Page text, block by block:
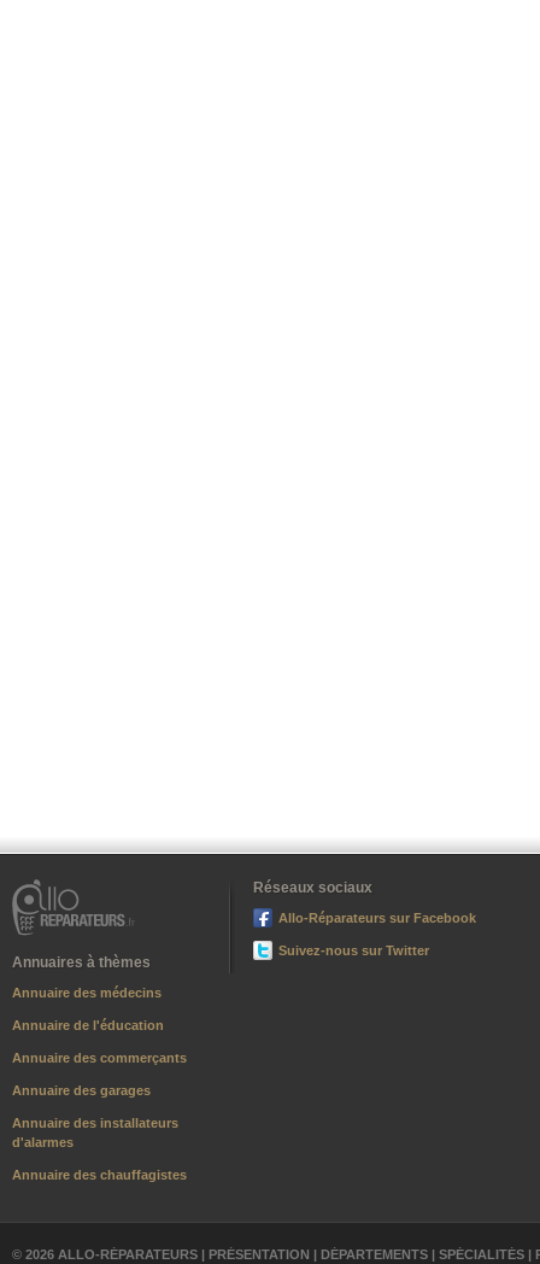
Annuaires à thèmes
Annuaire des médecins
Annuaire de l'éducation
Annuaire des commerçants
Annuaire des garages
Annuaire des installateurs
d'alarmes
Annuaire des chauffagistes
Réseaux sociaux
Allo-Réparateurs sur Facebook
Suivez-nous sur Twitter
© 2026 ALLO-RÉPARATEURS | PRÉSENTATION | DÉPARTEMENTS | SPÉCIALITÉS |